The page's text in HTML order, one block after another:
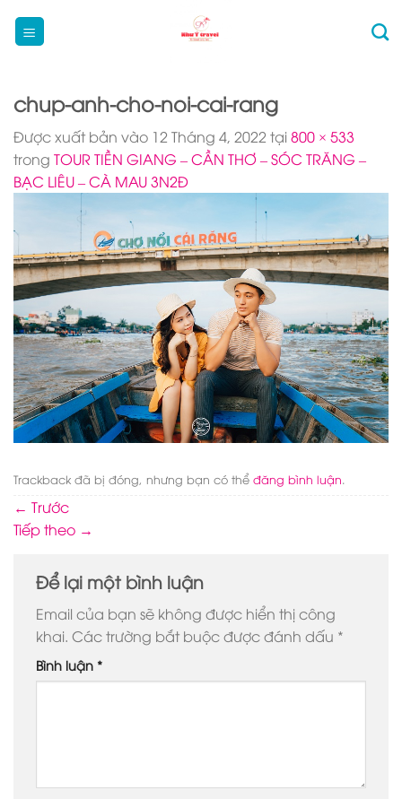
qua
chup-anh-cho-noi-cai-rang
Được xuất bản vào 12 Tháng 4, 2022 tại 800 × 533
trong TOUR TIỀN GIANG – CẦN THƠ – SÓC TRĂNG –
BẠC LIÊU – CÀ MAU 3N2Đ
Trackback đã bị đóng, nhưng bạn có thể đăng bình luận.
← Trước
Tiếp theo →
Để lại một bình luận
Email của bạn sẽ không được hiển thị công
khai. Các trường bắt buộc được đánh dấu *
Bình luận *